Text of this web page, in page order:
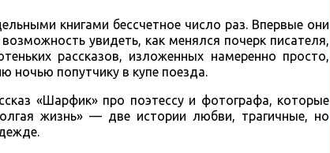
книгами бессчетное число раз. Впервые они
увидеть, как менялся почерк писателя,
рассказов, изложенных намеренно просто,
ночью попутчику в купе поезда.
«Шарфик» про поэтессу и фотографа, которые
жизнь» — две истории любви, трагичные, но